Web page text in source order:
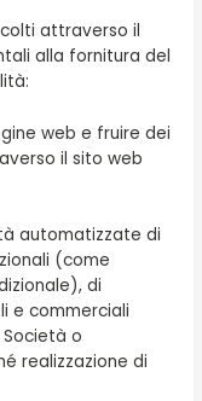
attraverso il
alla fornitura del
web e fruire dei
il sito web
automatizzate di
(come
di
e commerciali
o
realizzazione di